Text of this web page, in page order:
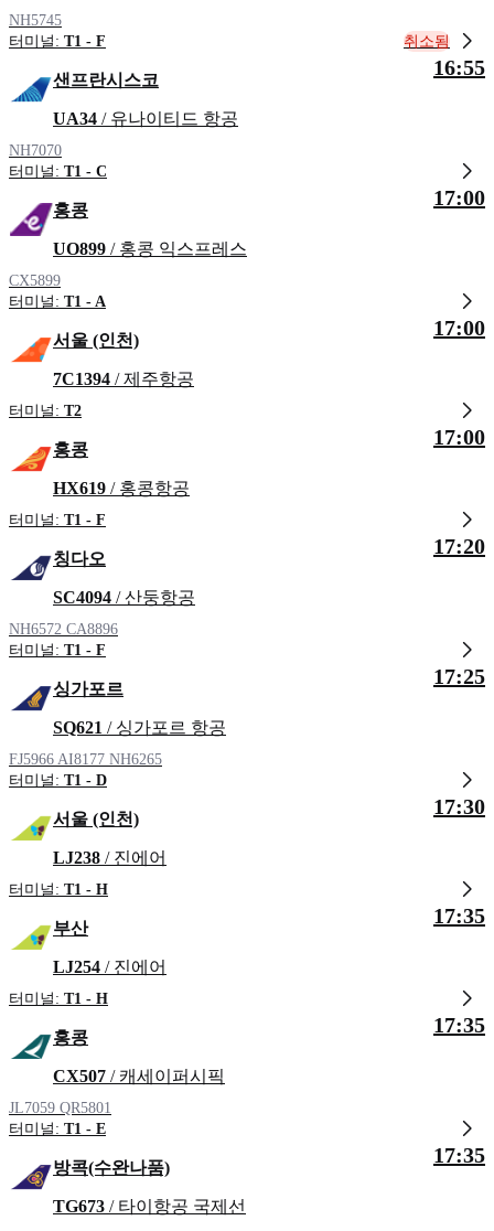
NH5745
터미널: T1 - F 취소됨
샌프란시스코
UA34 / 유나이티드 항공
NH7070
터미널: T1 - C
16:55
홍콩
UO899 / 홍콩 익스프레스
CX5899
터미널: T1 - A
17:00
서울 (인천)
7C1394 / 제주항공
터미널: T2
17:00
홍콩
HX619 / 홍콩항공
터미널: T1 - F
17:00
칭다오
SC4094 / 산둥항공
NH6572 CA8896
터미널: T1 - F
17:20
싱가포르
SQ621 / 싱가포르 항공
FJ5966 AI8177 NH6265
터미널: T1 - D
17:25
서울 (인천)
LJ238 / 진에어
터미널: T1 - H
17:30
부산
LJ254 / 진에어
터미널: T1 - H
17:35
홍콩
CX507 / 캐세이퍼시픽
JL7059 QR5801
터미널: T1 - E
17:35
방콕(수완나품)
TG673 / 타이항공 국제선
17:35